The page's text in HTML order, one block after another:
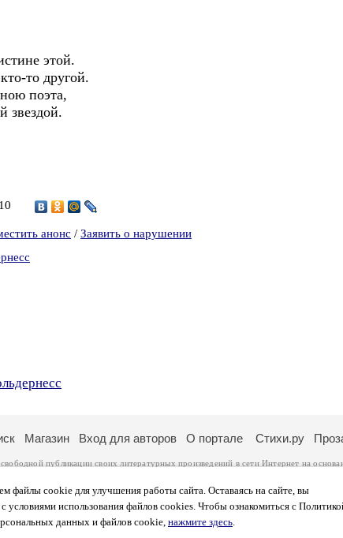
этой.
то другой.
поэта,
звездой.
анонс / Заявить о нарушении
файлы cookie для улучшения работы сайта. Оставаясь на сайте, вы
с условиями использования файлов cookies. Чтобы ознакомиться с
данных и файлов cookie, нажмите здесь.
Магазин Вход для авторов О портале Стихи.ру
публикации своих литературных произведений в сети Интернет на
. Перепечатка произведений возможна только с согласия его автора, к
несут самостоятельно на основании
законодательства
данных. Вы также можете посмотреть более подробнуюинформацию о
тысяч посетителей, которые в общей сумме просматривают более двух миллионов
указано по две цифры: количество просмотров и количество посетителей.